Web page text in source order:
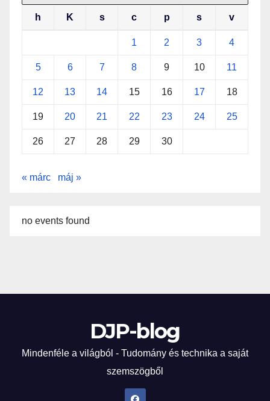
h K s c p s v
1 2 3 4
5 6 7 8 9 10 11
12 13 14 15 16 17 18
19 20 21 22 23 24 25
26 27 28 29 30
« márc máj »
no events found
DJP-blog
Mindenféle a világból - Tudomány és technika a saját
szemszögből